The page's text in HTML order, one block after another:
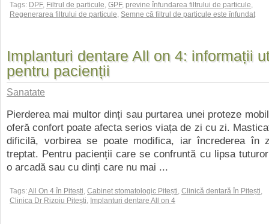
Tags: DPF, Filtrul de particule, GPF, previne înfundarea filtrului de particule,
Regenerarea filtrului de particule, Semne că filtrul de particule este înfundat
Implanturi dentare All on 4: informații
pentru pacienții
Sanatate
Pierderea mai multor dinți sau purtarea unei proteze
oferă confort poate afecta serios viața de zi cu zi.
dificilă, vorbirea se poate modifica, iar încrederea în
treptat. Pentru pacienții care se confruntă cu lipsa
o arcadă sau cu dinți care nu mai ...
Tags:All On 4 în Pitești, Cabinet stomatologic Pitești, Clinică dentară în Pitești,
Clinica Dr Rizoiu Pitești, Implanturi dentare All on 4